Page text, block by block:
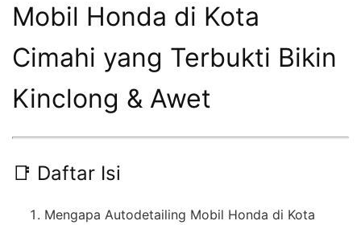
Mobil Honda di Kota
Cimahi yang Terbukti Bikin
Kinclong & Awet
📑 Daftar Isi
Mengapa Autodetailing Mobil Honda di Kota